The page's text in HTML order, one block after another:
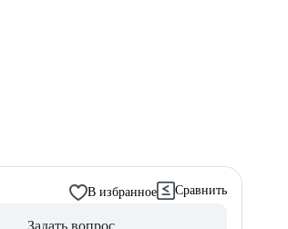
В избранное Сравнить
Задать вопрос